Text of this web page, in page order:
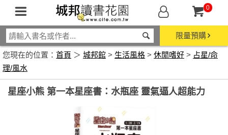
0
限量預購
您現在的位置： 首頁 ＞ 城邦館 > 生活風格 > 休閒嗜好 > 占星/命
理/風水
星座小熊 第一本星座書：水瓶座 靈氣逼人超能力